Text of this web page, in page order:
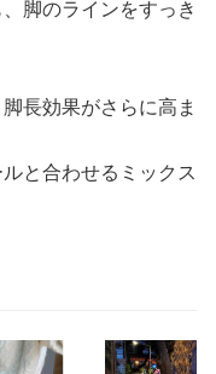
脚のラインをすっき
長効果がさらに高ま
と合わせるミックス